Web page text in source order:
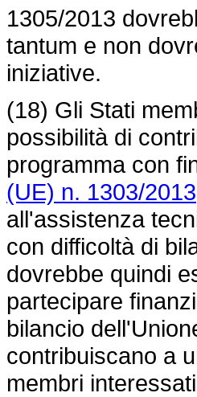
1305/2013
tantum e non
iniziative.
(18) Gli Stati
possibilità di
programma con
(UE) n. 1303/2013
all'assistenza
con difficoltà di
dovrebbe quindi
partecipare
bilancio
contribuiscano a
membri